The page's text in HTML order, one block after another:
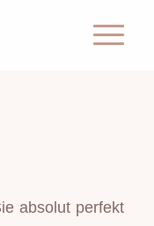
absolut perfekt